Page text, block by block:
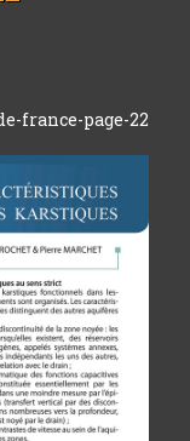
france-page-22